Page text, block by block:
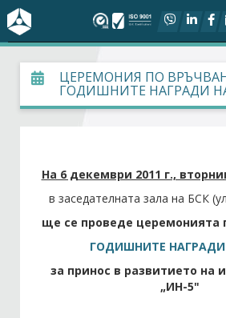
За БСК
На фокус
Социален диалог
Арбитражен съд
ЦЕРЕМОНИЯ ПО
ГОДИШНИТЕ НАГРАДИ
На 6 декември 2011 г.,
в заседателната зала на БСК
ще се проведе церемонията
ГОДИШНИТЕ НАГРАДИ
за принос в развитието на
„ИН-5"